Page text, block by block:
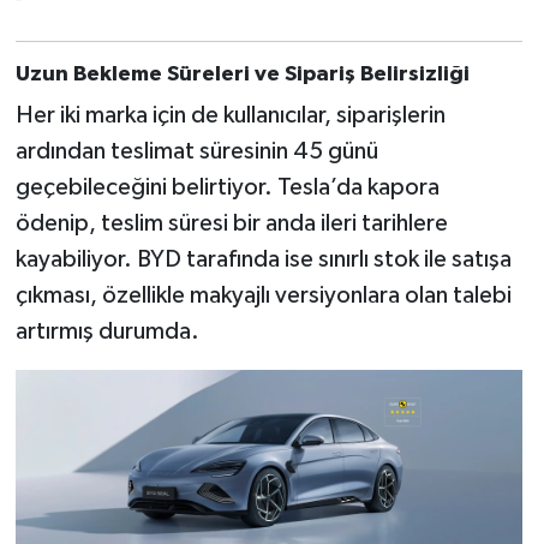
Uzun Bekleme Süreleri ve Sipariş Belirsizliği
Her iki marka için de kullanıcılar, siparişlerin
ardından teslimat süresinin 45 günü
geçebileceğini belirtiyor. Tesla’da kapora
ödenip, teslim süresi bir anda ileri tarihlere
kayabiliyor. BYD tarafında ise sınırlı stok ile satışa
çıkması, özellikle makyajlı versiyonlara olan talebi
artırmış durumda.